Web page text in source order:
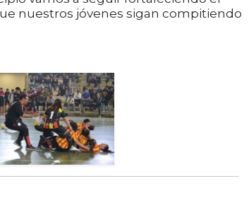
nuestros jóvenes sigan compitiendo